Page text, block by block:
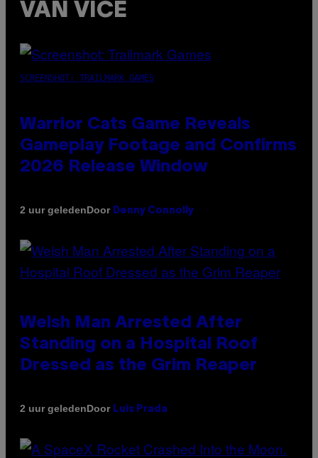
VAN VICE
SCREENSHOT: TRAILMARK GAMES
Warrior Cats Game Reveals
Gameplay Footage and Confirms
2026 Release Window
2 uur geledenDoor Denny Connolly
Welsh Man Arrested After
Standing on a Hospital Roof
Dressed as the Grim Reaper
2 uur geledenDoor Luis Prada